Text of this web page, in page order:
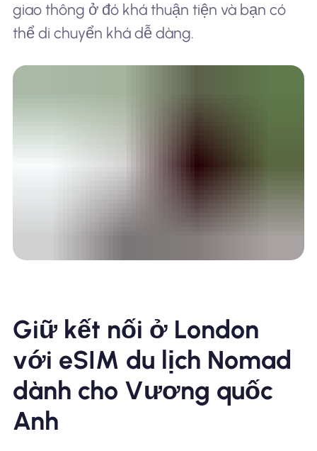
giao thông ở đó khá thuận tiện và bạn có
thể di chuyển khá dễ dàng.
Giữ kết nối ở London
với eSIM du lịch Nomad
dành cho Vương quốc
Anh